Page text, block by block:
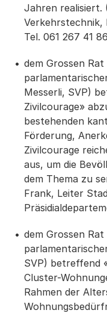
Jahren realisiert.
Verkehrstechnik,
Tel. 061 267 41
dem Grossen
Messerli, SVP)
Zivilcourage»
bestehenden
Förderung,
Zivilcourage
aus, um die
dem Thema zu
Frank, Leiter
dem Grossen
SVP) betreffend
Cluster-
Rahmen der